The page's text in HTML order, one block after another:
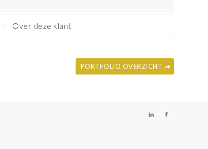
Over deze klant
PORTFOLIO OVERZICHT